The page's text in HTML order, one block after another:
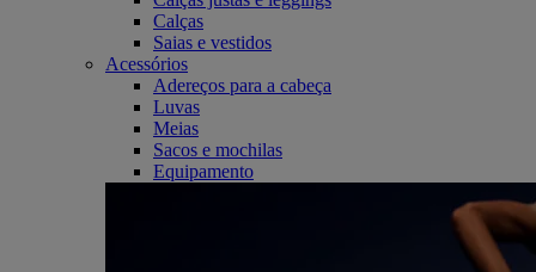
Calças
Saias e vestidos
Acessórios
Adereços para a cabeça
Luvas
Meias
Sacos e mochilas
Equipamento